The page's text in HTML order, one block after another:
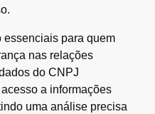
essenciais para quem
nas relações
do CNPJ
a informações
uma análise precisa